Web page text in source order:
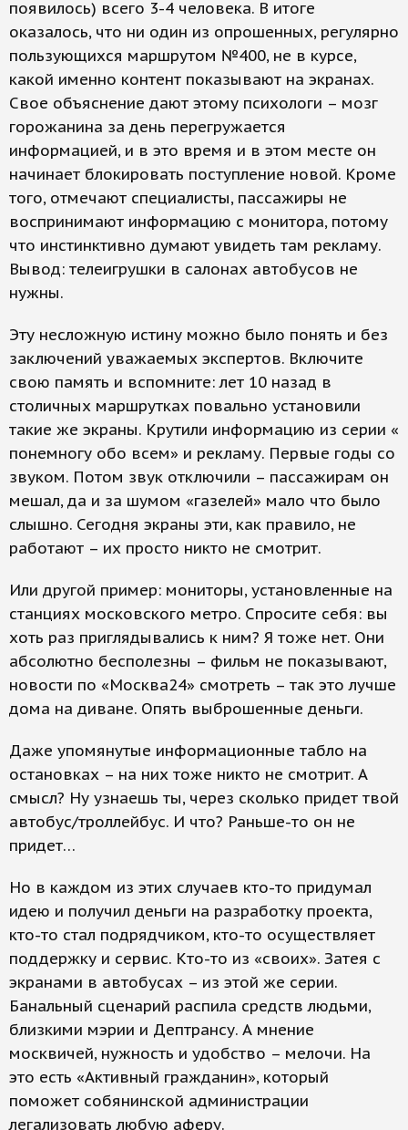
появилось) всего 3-4 человека. В итоге
оказалось, что ни один из опрошенных, регулярно
пользующихся маршрутом №400, не в курсе,
какой именно контент показывают на экранах.
Свое объяснение дают этому психологи – мозг
горожанина за день перегружается
информацией, и в это время и в этом месте он
начинает блокировать поступление новой. Кроме
того, отмечают специалисты, пассажиры не
воспринимают информацию с монитора, потому
что инстинктивно думают увидеть там рекламу.
Вывод: телеигрушки в салонах автобусов не
нужны.
Эту несложную истину можно было понять и без
заключений уважаемых экспертов. Включите
свою память и вспомните: лет 10 назад в
столичных маршрутках повально установили
такие же экраны. Крутили информацию из серии «
понемногу обо всем» и рекламу. Первые годы со
звуком. Потом звук отключили – пассажирам он
мешал, да и за шумом «газелей» мало что было
слышно. Сегодня экраны эти, как правило, не
работают – их просто никто не смотрит.
Или другой пример: мониторы, установленные на
станциях московского метро. Спросите себя: вы
хоть раз приглядывались к ним? Я тоже нет. Они
абсолютно бесполезны – фильм не показывают,
новости по «Москва24» смотреть – так это лучше
дома на диване. Опять выброшенные деньги.
Даже упомянутые информационные табло на
остановках – на них тоже никто не смотрит. А
смысл? Ну узнаешь ты, через сколько придет твой
автобус/троллейбус. И что? Раньше-то он не
придет…
Но в каждом из этих случаев кто-то придумал
идею и получил деньги на разработку проекта,
кто-то стал подрядчиком, кто-то осуществляет
поддержку и сервис. Кто-то из «своих». Затея с
экранами в автобусах – из этой же серии.
Банальный сценарий распила средств людьми,
близкими мэрии и Дептрансу. А мнение
москвичей, нужность и удобство – мелочи. На
это есть «Активный гражданин», который
поможет собянинской администрации
легализовать любую аферу.